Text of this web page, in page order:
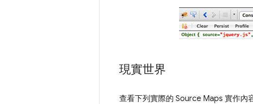
現實世界
查看下列實際的 Source Maps 實作內